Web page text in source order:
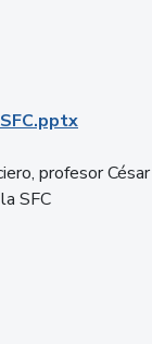
profesor César
SFC